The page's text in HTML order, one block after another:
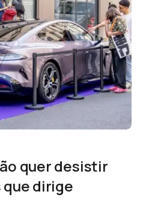
quer desistir
que dirige